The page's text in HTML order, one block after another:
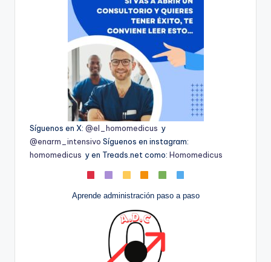
Síguenos en X: @el_homomedicus y
@enarm_intensivo Síguenos en instagram:
homomedicus y en Treads.net como: Homomedicus
Aprende administración paso a paso